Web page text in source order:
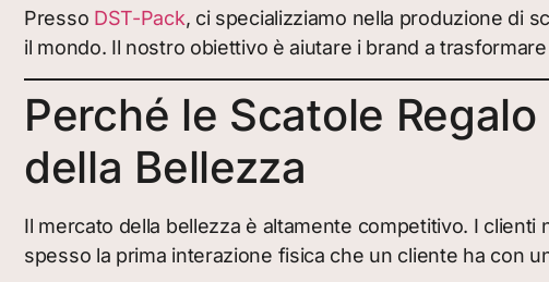
Presso DST-Pack, ci specializziamo nella produzione di
il mondo. Il nostro obiettivo è aiutare i brand a
Perché le Scatole
della Bellezza
Il mercato della bellezza è altamente competitivo. I
spesso la prima interazione fisica che un cliente ha con